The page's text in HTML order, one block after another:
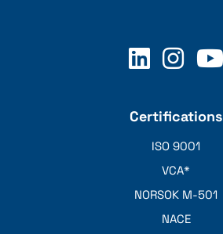
Certifications
ISO 9001
VCA*
NORSOK M-501
NACE